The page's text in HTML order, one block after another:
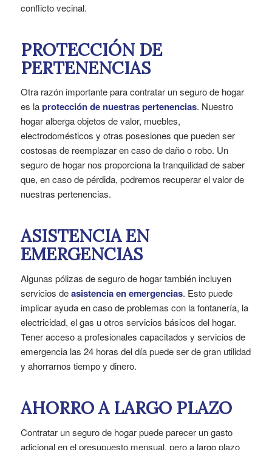
conflicto vecinal.
PROTECCIÓN DE
PERTENENCIAS
Otra razón importante para contratar un seguro de hogar
es laprotección de nuestras pertenencias. Nuestro
hogar alberga objetos de valor, muebles,
electrodomésticos y otras posesiones que pueden ser
costosas de reemplazar en caso de daño o robo. Un
seguro de hogar nos proporciona la tranquilidad de saber
que, en caso de pérdida, podremos recuperar el valor de
nuestras pertenencias.
ASISTENCIA EN
EMERGENCIAS
Algunas pólizas de seguro de hogar también incluyen
servicios deasistencia en emergencias. Esto puede
implicar ayuda en caso de problemas con la fontanería, la
electricidad, el gas u otros servicios básicos del hogar.
Tener acceso a profesionales capacitados y servicios de
emergencia las 24 horas del día puede ser de gran utilidad
y ahorrarnos tiempo y dinero.
AHORRO A LARGO PLAZO
Contratar un seguro de hogar puede parecer un gasto
adicional en el presupuesto mensual, pero a largo plazo